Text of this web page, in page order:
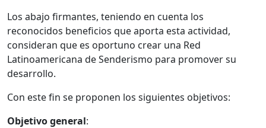
Los abajo firmantes, teniendo en cuenta los
reconocidos beneficios que aporta esta actividad,
consideran que es oportuno crear una Red
Latinoamericana de Senderismo para promover su
desarrollo.
Con este fin se proponen los siguientes objetivos:
Objetivo general: